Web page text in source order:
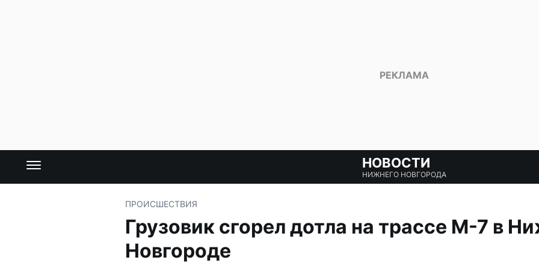
НОВОСТИ
НИЖНЕГО НОВГОРОДА
ПРОИСШЕСТВИЯ
Грузовик сгорел дотла на трассе М-7 в
Новгороде